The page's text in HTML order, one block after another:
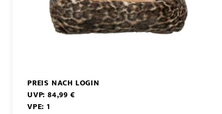
PREIS NACH LOGIN
UVP: 84,99 €
VPE: 1